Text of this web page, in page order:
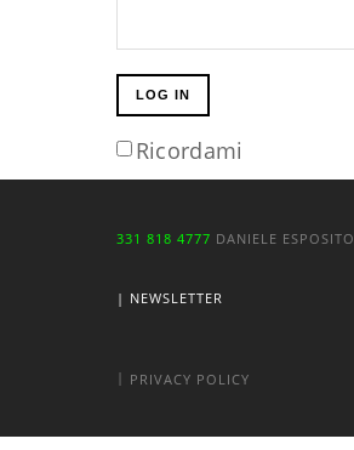
LOG IN
Ricordami
331 818 4777 DANIELE ESPOSITO
| NEWSLETTER
| PRIVACY POLICY